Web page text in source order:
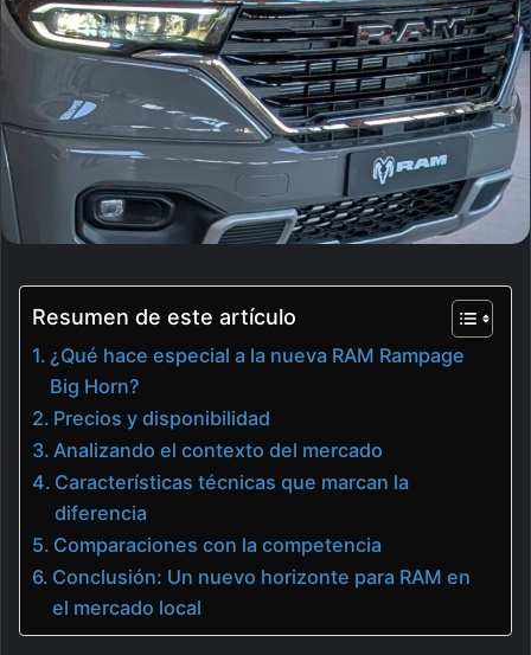
Resumen de este artículo
¿Qué hace especial a la nueva RAM Rampage
Big Horn?
Precios y disponibilidad
Analizando el contexto del mercado
Características técnicas que marcan la
diferencia
Comparaciones con la competencia
Conclusión: Un nuevo horizonte para RAM en
el mercado local